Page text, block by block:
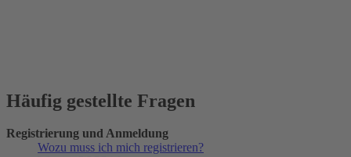
Häufig gestellte Fragen
Registrierung und Anmeldung
Wozu muss ich mich registrieren?